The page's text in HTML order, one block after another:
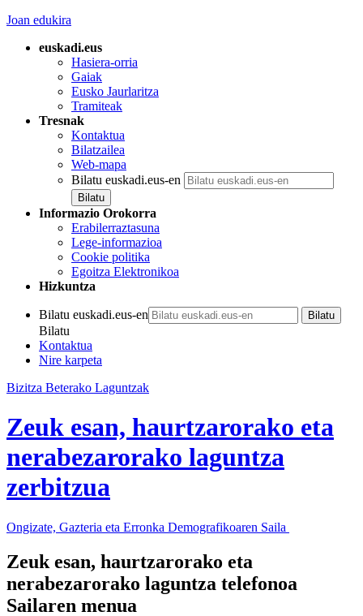
Joan edukira
euskadi.eus
Hasiera-orria
Gaiak
Eusko Jaurlaritza
Tramiteak
Tresnak
Kontaktua
Bilatzailea
Web-mapa
Bilatu euskadi.eus-en
Informazio Orokorra
Erabilerraztasuna
Lege-informazioa
Cookie politika
Egoitza Elektronikoa
Hizkuntza
Bilatu euskadi.eus-en
Bilatu
Kontaktua
Nire karpeta
Bizitza Beterako Laguntzak
Zeuk esan, haurtzarorako eta
nerabezarorako laguntza
zerbitzua
Ongizate, Gazteria eta Erronka Demografikoaren Saila
Zeuk esan, haurtzarorako eta
nerabezarorako laguntza telefonoa
Sailaren menua